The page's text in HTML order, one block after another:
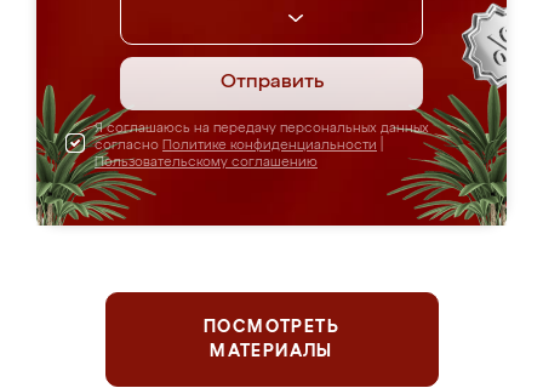
Отправить
Я соглашаюсь на передачу персональных данных
согласно Политике конфиденциальности
Пользовательскому соглашению
ПОСМОТРЕТЬ
МАТЕРИАЛЫ